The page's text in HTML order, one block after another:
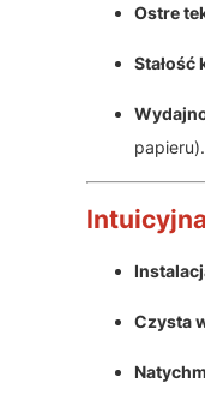
Ostre
Stałość
papieru).
Czysta